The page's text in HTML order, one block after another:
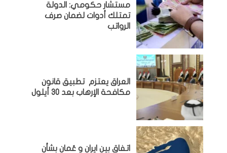
مستشار حكومي: الدولة
تمتلك أدوات لضمان صرف
الرواتب
العراق يعتزم تطبيق قانون
مكافحة الإرهاب بعد 30 أيلول
اتفاق بين ايران و عُمان بشأن